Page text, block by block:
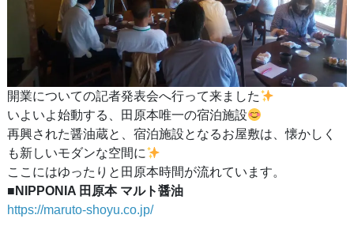
開業についての記者発表会へ行って来ました
いよいよ始動する、田原本唯一の宿泊施設
再興された醤油蔵と、宿泊施設となるお屋敷は、懐かしく
も新しいモダンな空間に
ここにはゆったりと田原本時間が流れています。
■ NIPPONIA 田原本 マルト醤油
https://maruto-shoyu.co.jp/